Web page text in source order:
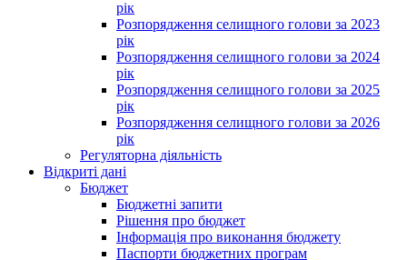
рік
Розпорядження селищного голови за 2023
рік
Розпорядження селищного голови за 2024
рік
Розпорядження селищного голови за 2025
рік
Розпорядження селищного голови за 2026
рік
Регуляторна діяльність
Відкриті дані
Бюджет
Бюджетні запити
Рішення про бюджет
Інформація про виконання бюджету
Паспорти бюджетних програм